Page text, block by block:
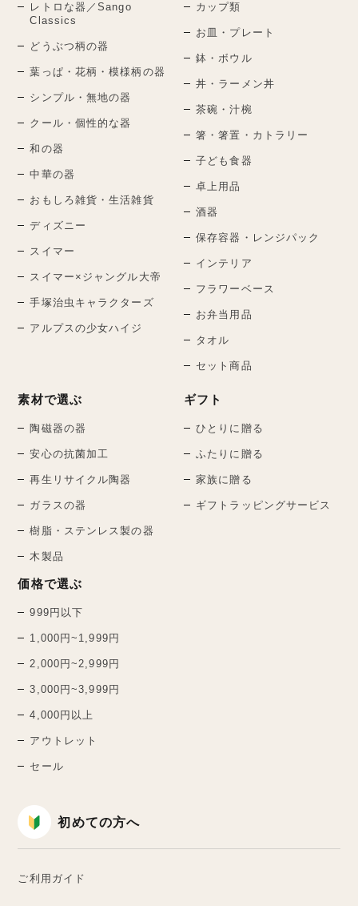
レトロな器／Sango
Classics
どうぶつ柄の器
葉っぱ・花柄・模様柄の器
シンプル・無地の器
クール・個性的な器
和の器
中華の器
おもしろ雑貨・生活雑貨
ディズニー
スイマー
スイマー×ジャングル大帝
手塚治虫キャラクターズ
アルプスの少女ハイジ
カップ類
お皿・プレート
鉢・ボウル
丼・ラーメン丼
茶碗・汁椀
箸・箸置・カトラリー
子ども食器
卓上用品
酒器
保存容器・レンジパック
インテリア
フラワーベース
お弁当用品
タオル
セット商品
素材で選ぶ
陶磁器の器
安心の抗菌加工
再生リサイクル陶器
ガラスの器
樹脂・ステンレス製の器
木製品
価格で選ぶ
999円以下
1,000円~1,999円
2,000円~2,999円
3,000円~3,999円
4,000円以上
アウトレット
セール
ギフト
ひとりに贈る
ふたりに贈る
家族に贈る
ギフトラッピングサービス
初めての方へ
ご利用ガイド